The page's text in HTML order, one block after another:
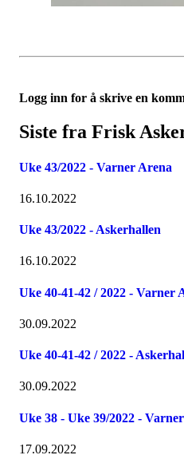
Logg inn for å skrive en
Siste fra Frisk
Uke 43/2022 - Varner Arena
16.10.2022
Uke 43/2022 - Askerhallen
16.10.2022
Uke 40-41-42 / 2022 - Varner
30.09.2022
Uke 40-41-42 / 2022 -
30.09.2022
Uke 38 - Uke 39/2022 -
17.09.2022